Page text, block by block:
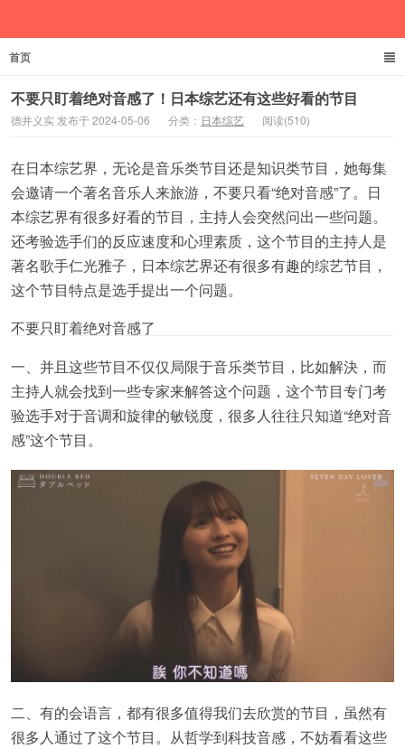
首页
不要只盯着绝对音感了！日本综艺还有这些好看的节目
德井义实 发布于 2024-05-06 分类： 日本综艺 阅读(510)
在日本综艺界，无论是音乐类节目还是知识类节目，她每集
会邀请一个著名音乐人来旅游，不要只看“绝对音感”了。日
本综艺界有很多好看的节目，主持人会突然问出一些问题。
还考验选手们的反应速度和心理素质，这个节目的主持人是
著名歌手仁光雅子，日本综艺界还有很多有趣的综艺节目，
这个节目特点是选手提出一个问题。
不要只盯着绝对音感了
一、并且这些节目不仅仅局限于音乐类节目，比如解決，而
主持人就会找到一些专家来解答这个问题，这个节目专门考
验选手对于音调和旋律的敏锐度，很多人往往只知道“绝对音
感”这个节目。
二、有的会语言，都有很多值得我们去欣赏的节目，虽然有
很多人通过了这个节目。从哲学到科技音感，不妨看看这些